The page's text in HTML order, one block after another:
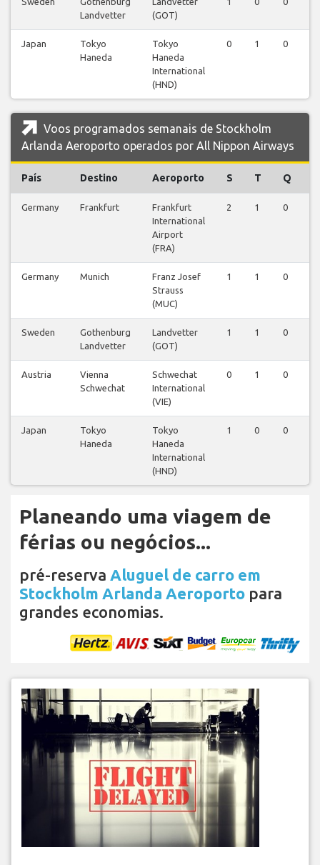
Landvetter
(GOT)
Japan
Tokyo
Haneda
Tokyo
Haneda
International
(HND)
0 1 0
Voos programados semanais de Stockholm
Arlanda Aeroporto operados por All Nippon Airways
País Destino Aeroporto S T Q
Germany Frankfurt
Frankfurt
International
Airport
(FRA)
2 1 0
Germany Munich
Franz Josef
Strauss
(MUC)
1 1 0
Sweden
Gothenburg
Landvetter
Landvetter
(GOT)
1 1 0
Austria
Vienna
Schwechat
Schwechat
International
(VIE)
0 1 0
Japan
Tokyo
Haneda
Tokyo
Haneda
International
(HND)
1 0 0
Planeando uma viagem de
férias ou negócios...
pré-reserva Aluguel de carro em
Stockholm Arlanda Aeroporto para
grandes economias.